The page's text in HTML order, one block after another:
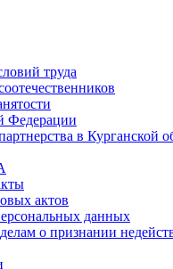
труда
Федерации
в Курганской
актов
данных
о признании